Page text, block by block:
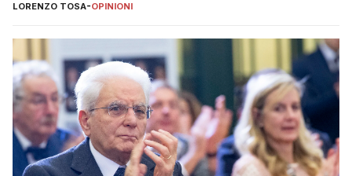
LORENZO TOSA-OPINIONI